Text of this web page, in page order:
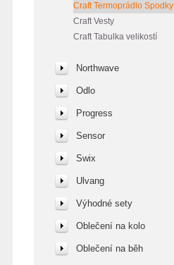
Craft Termoprádlo Spodky
Craft Vesty
Craft Tabulka velikostí
Northwave
Odlo
Progress
Sensor
Swix
Ulvang
Výhodné sety
Oblečení na kolo
Oblečení na běh